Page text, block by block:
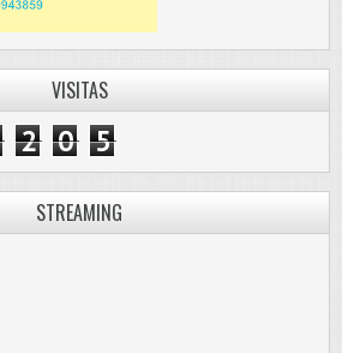
VISITAS
2 0 5
STREAMING